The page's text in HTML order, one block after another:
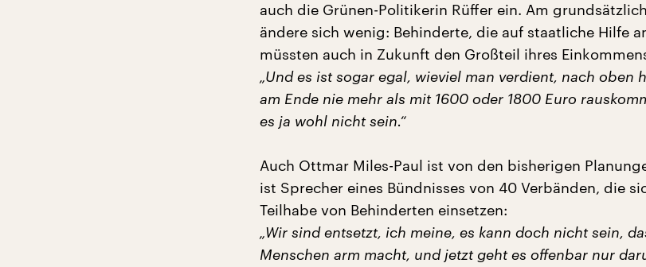
auch die Grünen-Politikerin Rüffer ein. Am
ändere sich wenig: Behinderte, die auf staatliche Hilfe
müssten auch in Zukunft den Großteil ihres
„Und es ist sogar egal, wieviel man verdient, nach oben
am Ende nie mehr als mit 1600 oder 1800 Euro
es ja wohl nicht sein.“
Auch Ottmar Miles-Paul ist von den bisherigen
ist Sprecher eines Bündnisses von 40 Verbänden, die
Teilhabe von Behinderten einsetzen:
„Wir sind entsetzt, ich meine, es kann doch nicht sein,
Menschen arm macht, und jetzt geht es offenbar nur